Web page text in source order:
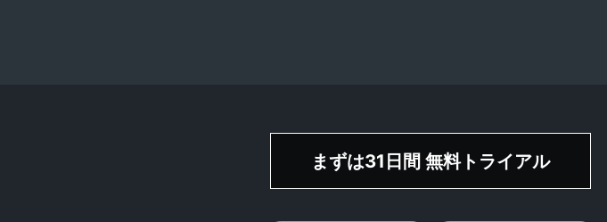
まずは31日間 無料トライアル